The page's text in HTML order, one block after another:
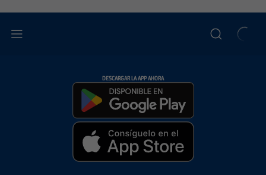
DESCARGAR LA APP AHORA